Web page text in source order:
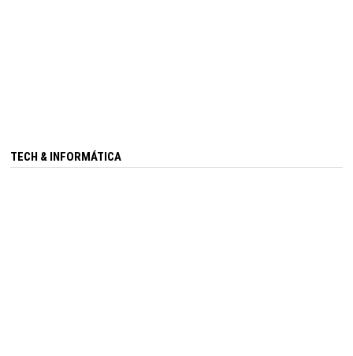
TECH & INFORMÁTICA